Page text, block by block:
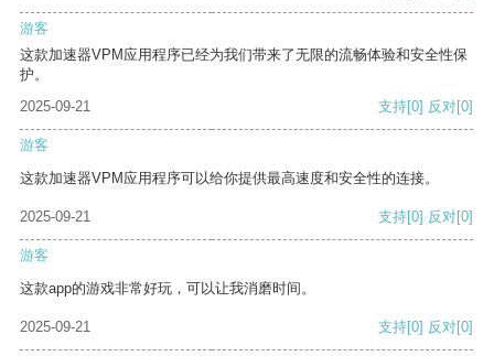
游客
这款加速器VPM应用程序已经为我们带来了无限的流畅体验和安全性保
护。
2025-09-21
支持[0] 反对[0]
游客
这款加速器VPM应用程序可以给你提供最高速度和安全性的连接。
2025-09-21 支持[0] 反对[0]
游客
这款app的游戏非常好玩，可以让我消磨时间。
2025-09-21 支持[0] 反对[0]